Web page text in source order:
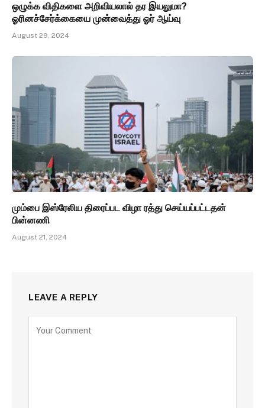
ஒழுக்க விதிகளை அறிவியலால் தர இயலுமா?
ஓரினச்சேர்க்கையை முன்வைத்து ஓர் ஆய்வு
August 29, 2024
மும்பை இஸ்ரேலிய திரைப்பட விழா ரத்து செய்யப்பட்டதன்
பின்னணி
August 21, 2024
LEAVE A REPLY